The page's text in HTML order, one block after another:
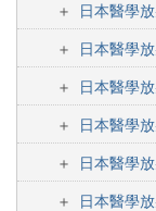
日本醫學
日本醫學
日本醫學
日本醫學
日本醫學
日本醫學